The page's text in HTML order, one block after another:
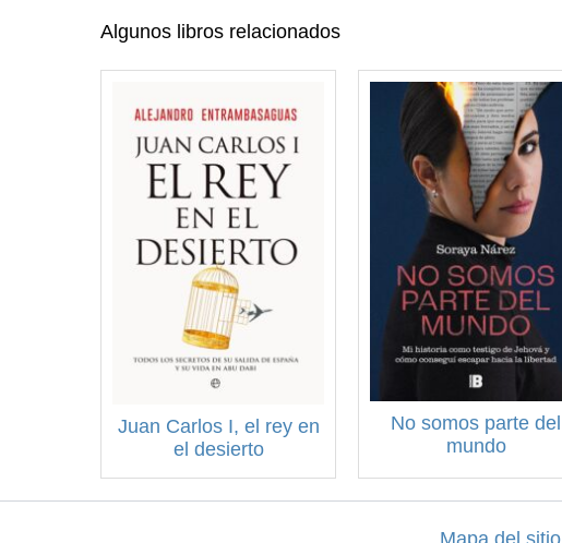
Algunos libros relacionados
Juan Carlos I, el rey en
el desierto
No somos parte del
mundo